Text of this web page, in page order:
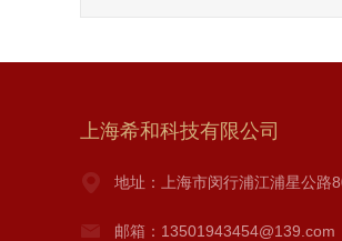
上海希和科技有限公司
地址：上海市闵行浦江浦星公路
邮箱：13501943454@139.com